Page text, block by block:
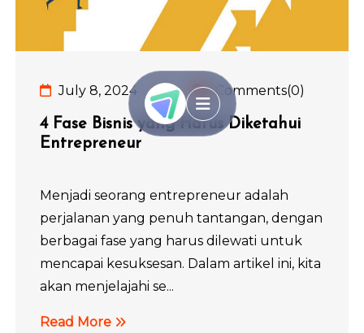
July 8, 2024 Comments(0)
4 Fase Bisnis yang Harus Diketahui
Entrepreneur
Menjadi seorang entrepreneur adalah
perjalanan yang penuh tantangan, dengan
berbagai fase yang harus dilewati untuk
mencapai kesuksesan. Dalam artikel ini, kita
akan menjelajahi se...
Read More